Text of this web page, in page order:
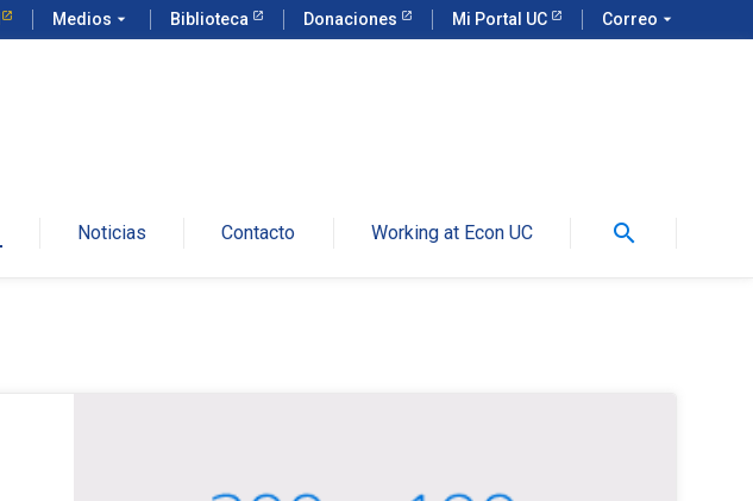
Medios arrow_drop_down Biblioteca Donaciones Mi Portal UC Correo arrow_drop_down
Noticias Contacto Working at Econ UC search